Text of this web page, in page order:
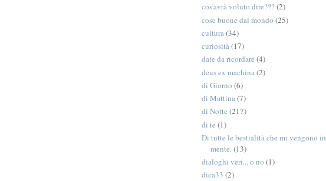
cos'avrà voluto dire???(2)
cose buone dal mondo (25)
cultura(34)
curiosità(17)
date da ricordare (4)
deus ex machina(2)
di Giorno (6)
di Mattina(7)
di Notte (217)
di te (1)
Di tutte le bestialità che mi vengono in
mente.(13)
dialoghi veri... o no (1)
dica33 (2)